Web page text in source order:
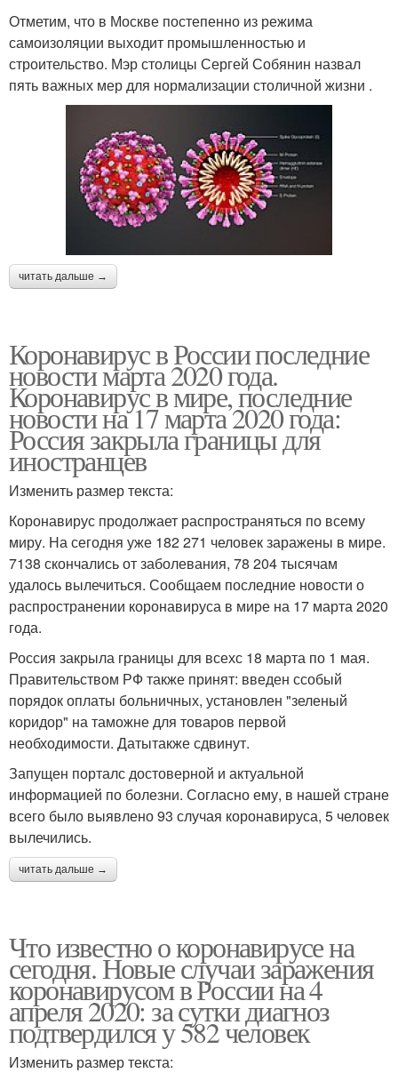
Отметим, что в Москве постепенно из режима
самоизоляции выходит промышленностью и
строительство. Мэр столицы Сергей Собянин назвал
пять важных мер для нормализации столичной жизни .
читать дальше →
Коронавирус в России последние
новости марта 2020 года.
Коронавирус в мире, последние
новости на 17 марта 2020 года:
Россия закрыла границы для
иностранцев
Изменить размер текста:
Коронавирус продолжает распространяться по всему
миру. На сегодня уже 182 271 человек заражены в мире.
7138 скончались от заболевания, 78 204 тысячам
удалось вылечиться. Сообщаем последние новости о
распространении коронавируса в мире на 17 марта 2020
года.
Россия закрыла границы для всехс 18 марта по 1 мая.
Правительством РФ также принят: введен ссобый
порядок оплаты больничных, установлен "зеленый
коридор" на таможне для товаров первой
необходимости. Датытакже сдвинут.
Запущен порталс достоверной и актуальной
информацией по болезни. Согласно ему, в нашей стране
всего было выявлено 93 случая коронавируса, 5 человек
вылечились.
читать дальше →
Что известно о коронавирусе на
сегодня. Новые случаи заражения
коронавирусом в России на 4
апреля 2020: за сутки диагноз
подтвердился у 582 человек
Изменить размер текста: